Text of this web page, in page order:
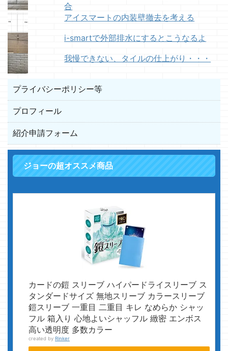
合
アイスマートの内装壁撤去を考える
i-smartで外部排水にするとこうなるよ
我慢できない、タイルの仕上がり・・・
プライバシーポリシー等
プロフィール
紹介申請フォーム
ジョーの超オススメ商品
カードの鎧 スリーブ ハイパードライスリーブ ス
タンダードサイズ 無地スリーブ カラースリーブ
鎧スリーブ 一重目 二重目 キレ なめらか シャッ
フル 箱入り 心地よいシャッフル 緻密 エンボス
高い透明度 多数カラー
created by Rinker